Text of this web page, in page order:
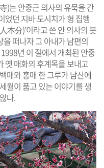
)는 안중근 의사의 유묵을 간
었던 지바 도시치가 형 집행
本分)’이라고 쓴 안 의사의 붓
떠나자 그 아내가 남편의
년 이 절에서 개최된 안중
옛 매화의 후계목을 보내고
매와 홍매 한 그루가 남산에
월이 품고 있는 이야기를 생
다.